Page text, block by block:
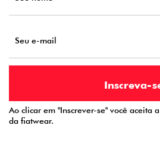
Ao clicar em "Inscrever-se" você aceita a
da fiatwear.